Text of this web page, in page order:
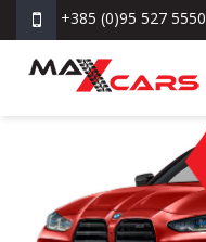
+385 (0)95 527 5550